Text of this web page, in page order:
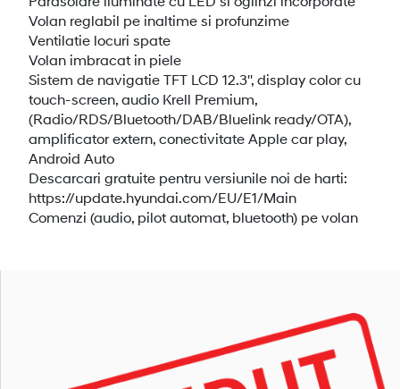
Volan reglabil pe inaltime si profunzime
Ventilatie locuri spate
Volan imbracat in piele
Sistem de navigatie TFT LCD 12.3'', display color cu
touch-screen, audio Krell Premium,
(Radio/RDS/Bluetooth/DAB/Bluelink ready/OTA),
amplificator extern, conectivitate Apple car play,
Android Auto
Descarcari gratuite pentru versiunile noi de harti:
https://update.hyundai.com/EU/E1/Main
Comenzi (audio, pilot automat, bluetooth) pe volan